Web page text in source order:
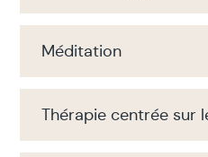
Méditation
Thérapie centrée sur